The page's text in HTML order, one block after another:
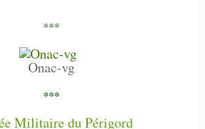
***
Onac-vg
***